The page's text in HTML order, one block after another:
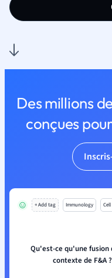
Des millions
conçues
+ Add tag Immunology
Qu'est-ce qu'une fusion
contexte de F&A ?